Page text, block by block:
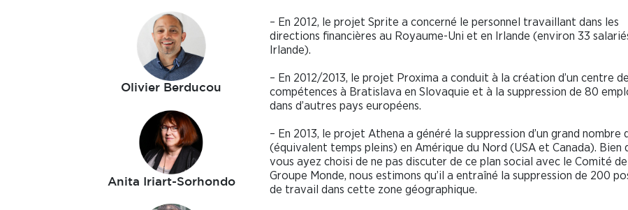
Olivier Berducou
Anita Iriart-Sorhondo
– En 2012, le projet Sprite a concerné le personnel travaillant dans les
directions financières au Royaume-Uni et en Irlande (environ 33
Irlande).
– En 2012/2013, le projet Proxima a conduit à la création d’un centre de
compétences à Bratislava en Slovaquie et à la suppression de 80
dans d’autres pays européens.
– En 2013, le projet Athena a généré la suppression d’un grand nombre
(équivalent temps pleins) en Amérique du Nord (USA et Canada). Bien
vous ayez choisi de ne pas discuter de ce plan social avec le Comité de
Groupe Monde, nous estimons qu’il a entraîné la suppression de 200
de travail dans cette zone géographique.